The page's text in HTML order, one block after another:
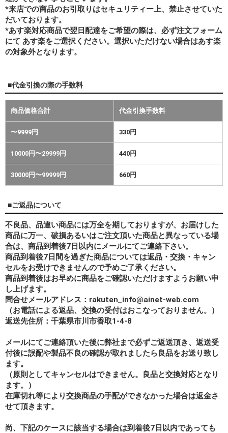
*来店での商品のお引取りはセキュリティー上、禁止させていた
だいております。
*あす楽対応商品で翌日配達をご希望の際は、必ず注文フォーム
にて あす楽をご選択ください。選択いただけない場合はあす楽
の対象外となります。
■代金引換の際の手数料
商品価格合計 代金引換手数料
〜9999円 330円
10000円〜29999円 440円
30000円〜99999円 660円
■ご返品について
不良品、品違い商品には万全を期しておりますが、お届けした
商品に万一、破損あるいはご注文頂いた商品と異なっている場
合は、商品到着後7日以内にメールにてご連絡下さい。
商品到着後7日間を過ぎた商品については返品・交換・キャン
セルをお受けできませんので予めご了承ください。
商品到着後はお早めに商品をご確認いただけますようお願い申
し上げます。
問合せメールアドレス：rakuten_info@ainet-web.com
（お電話による返品、交換の受付はおこなっておりません。）
返送先住所：千葉県市川市香取1-4-8
メールにてご連絡頂いた後に弊社まで必ずご返送頂き、返送受
付後に誤配や製品不良の確認が取れましたら良品をお送り致し
ます。
（原則としてキャンセルはできません。良品と交換対応となり
ます。）
在庫切れ等により交換商品の手配ができなかった場合は返金さ
せて頂きます。
尚、下記のケースに該当する場合は到着後7日以内であっても